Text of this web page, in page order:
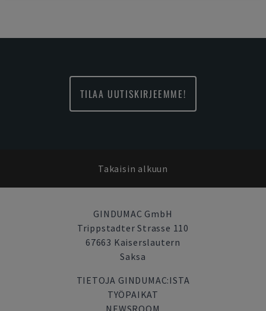
TILAA UUTISKIRJEEMME!
Takaisin alkuun
GINDUMAC GmbH
Trippstadter Strasse 110
67663 Kaiserslautern
Saksa
TIETOJA GINDUMAC:ISTA
TYÖPAIKAT
NEWSROOM